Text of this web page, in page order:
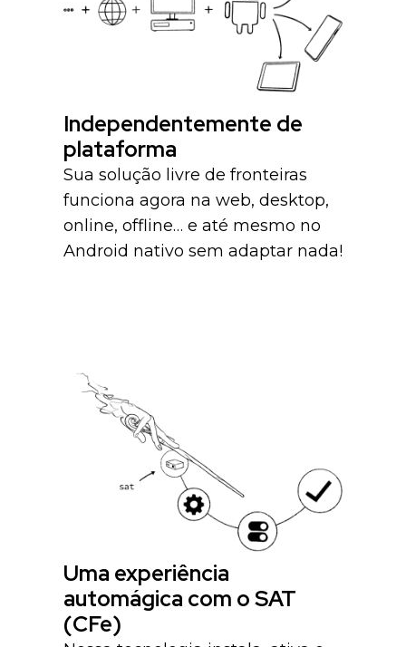
Independentemente de
plataforma
Sua solução livre de fronteiras
funciona agora na web, desktop,
online, offline… e até mesmo no
Android nativo sem adaptar nada!
Uma experiência
automágica com o SAT
(CFe)